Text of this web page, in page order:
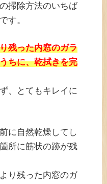
掃除方法のいちば
す。
残った内窓のガラ
ちに、乾拭きを完
、とてもキレイに
に自然乾燥してし
所に筋状の跡が残
り残った内窓のガ